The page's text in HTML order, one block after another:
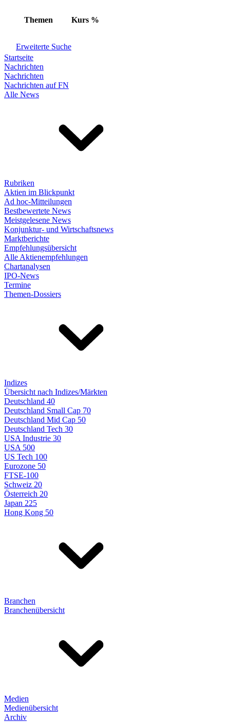
Themen Kurs %
Erweiterte Suche
Startseite
Nachrichten
Nachrichten
Nachrichten auf FN
Alle News
Rubriken
Aktien im Blickpunkt
Ad hoc-Mitteilungen
Bestbewertete News
Meistgelesene News
Konjunktur- und Wirtschaftsnews
Marktberichte
Empfehlungsübersicht
Alle Aktienempfehlungen
Chartanalysen
IPO-News
Termine
Themen-Dossiers
Indizes
Übersicht nach Indizes/Märkten
Deutschland 40
Deutschland Small Cap 70
Deutschland Mid Cap 50
Deutschland Tech 30
USA Industrie 30
USA 500
US Tech 100
Eurozone 50
FTSE-100
Schweiz 20
Österreich 20
Japan 225
Hong Kong 50
Branchen
Branchenübersicht
Medien
Medienübersicht
Archiv